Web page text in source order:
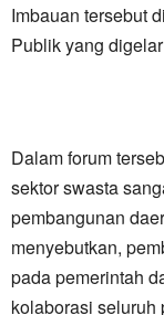
Imbauan tersebut
Publik yang
Dalam forum
sektor swasta
pembangunan
menyebutkan,
pada pemerintah
kolaborasi seluruh